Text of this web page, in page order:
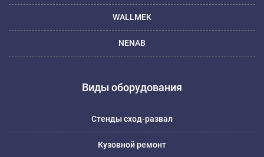
WALLMEK
NENAB
Виды оборудования
Стенды сход-развал
Кузовной ремонт